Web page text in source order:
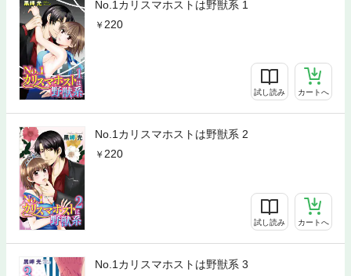
No.1カリスマホストは野獣系 1
220
試し読み カートへ
No.1カリスマホストは野獣系 2
220
試し読み カートへ
No.1カリスマホストは野獣系 3